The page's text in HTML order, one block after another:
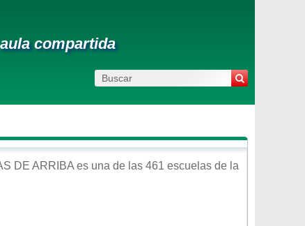
compartida
DE ARRIBA es una de las 461 escuelas de la